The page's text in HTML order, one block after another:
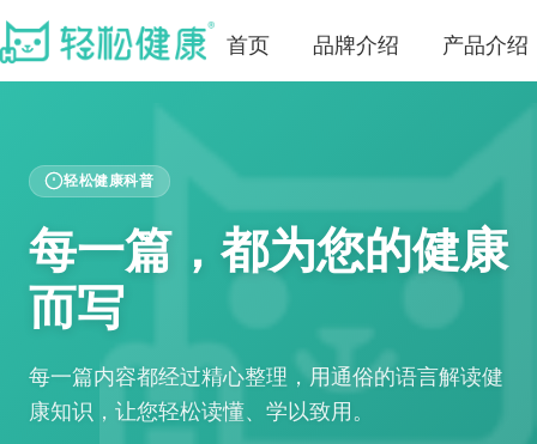
首页 品牌介绍 产品介绍
轻松健康科普
每一篇，都为您的健康
而写
每一篇内容都经过精心整理，用通俗的语言解读健
康知识，让您轻松读懂、学以致用。